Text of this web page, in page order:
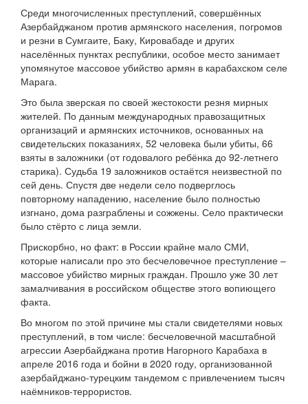
Среди многочисленных преступлений, совершённых
Азербайджаном против армянского населения, погромов
и резни в Сумгаите, Баку, Кировабаде и других
населённых пунктах республики, особое место занимает
упомянутое массовое убийство армян в карабахском селе
Марага.
Это была зверская по своей жестокости резня мирных
жителей. По данным международных правозащитных
организаций и армянских источников, основанных на
свидетельских показаниях, 52 человека были убиты, 66
взяты в заложники (от годовалого ребёнка до 92-летнего
старика). Судьба 19 заложников остаётся неизвестной по
сей день. Спустя две недели село подверглось
повторному нападению, население было полностью
изгнано, дома разграблены и сожжены. Село практически
было стёрто с лица земли.
Прискорбно, но факт: в России крайне мало СМИ,
которые написали про это бесчеловечное преступление –
массовое убийство мирных граждан. Прошло уже 30 лет
замалчивания в российском обществе этого вопиющего
факта.
Во многом по этой причине мы стали свидетелями новых
преступлений, в том числе: бесчеловечной масштабной
агрессии Азербайджана против Нагорного Карабаха в
апреле 2016 года и бойни в 2020 году, организованной
азербайджано-турецким тандемом с привлечением тысяч
наёмников-террористов.